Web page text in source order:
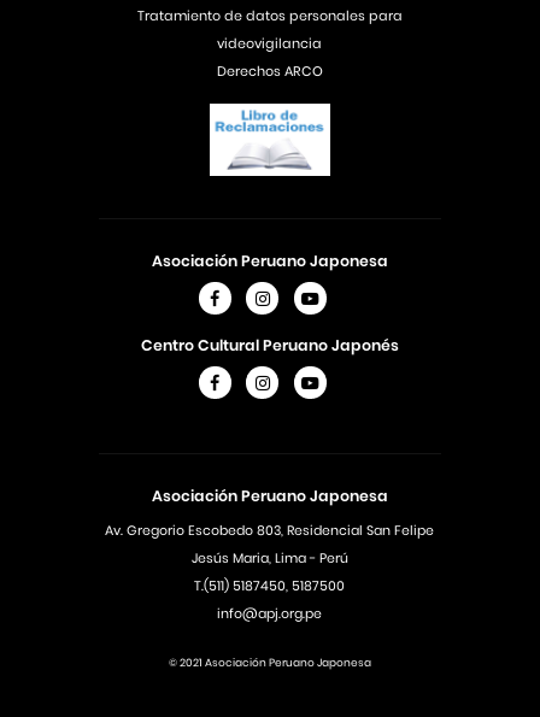
Asociación Peruano Japonesa
Av. Gregorio Escobedo 803, Residencial San Felipe
Jesús Maria, Lima - Perú
T.(511) 5187450, 5187500
info@apj.org.pe
Asociación Peruano Japonesa
Centro Cultural Peruano Japonés
Tratamiento de datos personales para
videovigilancia
Derechos ARCO
© 2021 Asociación Peruano Japonesa